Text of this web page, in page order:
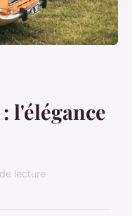
l'élégance
lecture